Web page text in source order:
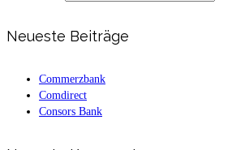
Neueste Beiträge
Commerzbank
Comdirect
Consors Bank